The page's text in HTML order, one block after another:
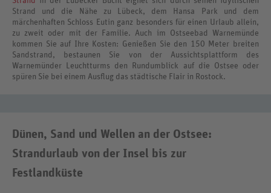
Strand und die Nähe zu Lübeck, dem Hansa Park und dem
märchenhaften Schloss Eutin ganz besonders für einen Urlaub allein,
zu zweit oder mit der Familie. Auch im Ostseebad Warnemünde
kommen Sie auf Ihre Kosten: Genießen Sie den 150 Meter breiten
Sandstrand, bestaunen Sie von der Aussichtsplattform des
Warnemünder Leuchtturms den Rundumblick auf die Ostsee oder
spüren Sie bei einem Ausflug das städtische Flair in Rostock.
Dünen, Sand und Wellen an der Ostsee:
Strandurlaub von der Insel bis zur
Festlandküste